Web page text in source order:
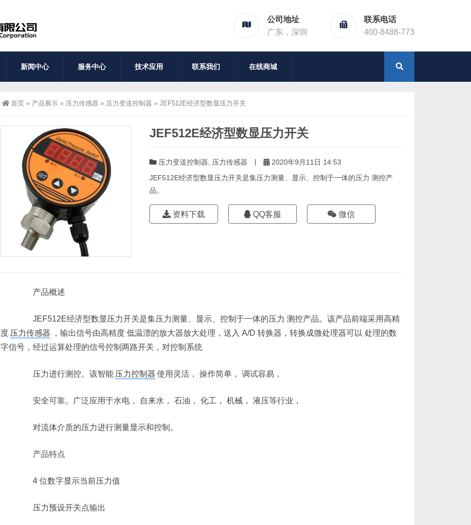
公司地址
广东，深圳
联系电话
400-8488-773
新闻中心 服务中心 技术应用 联系我们 在线商城
首页 » 产品展示 » 压力传感器 » 压力变送控制器 » JEF512E经济型数显压力开关
JEF512E经济型数显压力开关
压力变送控制器 压力传感器 |
2020年9月11日 14:53
JEF512E经济型数显压力开关是集压力测量、显示、控制于一体的压力 测控产
品。
资料下载 QQ客服 微信
产品概述
JEF512E经济型数显压力开关是集压力测量、显示、控制于一体的压力 测控产品。该产品前端采用高精
度 压力传感器
，输出信号由高精度 低温漂的放大器放大处理，送入 A/D 转换器，转换成微处理器可以 处理的数
字信号，经过运算处理的信号控制两路开关，对控制系统
压力进行测控。该智能 压力控制器 使用灵活， 操作简单， 调试容易，
安全可靠。广泛应用于水电， 自来水， 石油， 化工， 机械， 液压等行业，
对流体介质的压力进行测量显示和控制。
产品特点
4 位数字显示当前压力值
压力预设开关点输出